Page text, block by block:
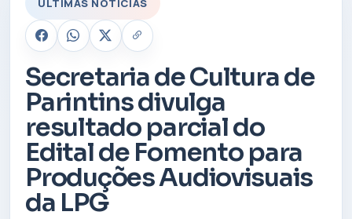
Secretaria de Cultura de
Parintins divulga
resultado parcial do
Edital de Fomento para
Produções Audiovisuais
da LPG